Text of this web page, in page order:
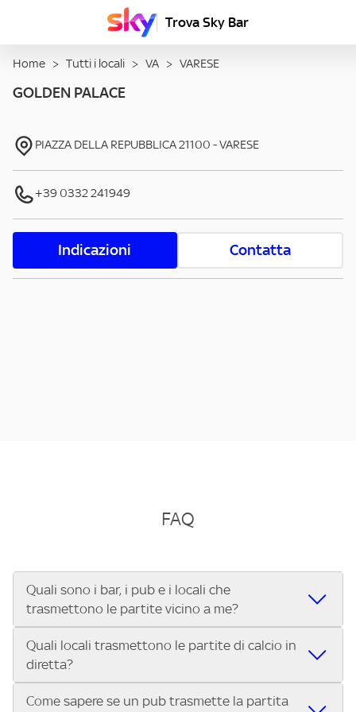
Trova Sky Bar
Home > Tutti i locali > VA > VARESE
GOLDEN PALACE
PIAZZA DELLA REPUBBLICA21100 -VARESE
+39 0332 241949
Indicazioni Contatta
FAQ
Quali sono i bar, i pub e i locali che
trasmettono le partite vicino a me?
Se cerchi un bar, pub, ristorante o locale vicino a te per
vedere le partite di Serie A ENILIVE, la Serie C Sky Wifi, la
UEFA Champions League, la UEFA Europa League, la UEFA
Conference League, il Tennis, la Formula 1®, la MotoGP™ e
Quali locali trasmettono le partite di calcio in
diretta?
Vuoi sapere quali bar, pub o ristoranti mostrano le partite
Come sapere se un pub trasmette la partita